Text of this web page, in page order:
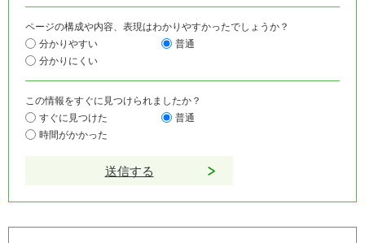
ページの構成や内容、表現はわかりやすかったでしょうか？
分かりやすい
普通
分かりにくい
この情報をすぐに見つけられましたか？
すぐに見つけた
普通
時間がかかった